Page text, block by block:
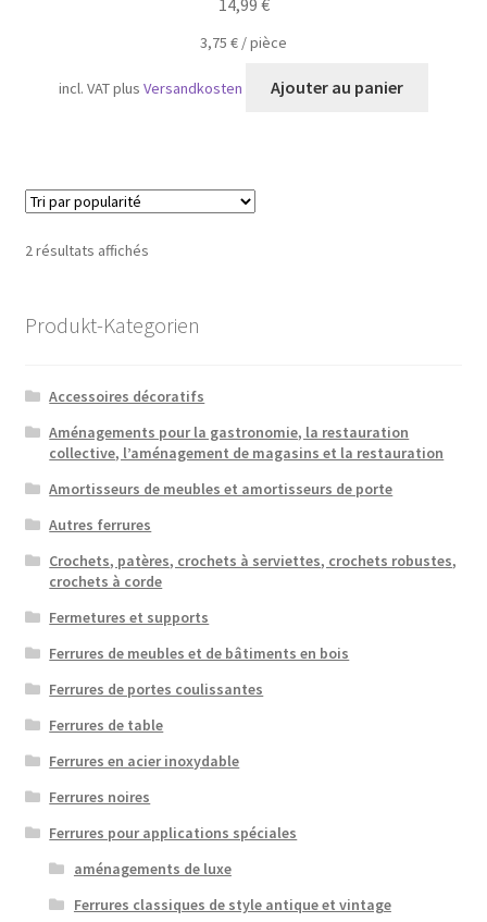
3,75 € /pièce
incl. VATplusVersandkosten Ajouter au panier
2 résultats affichésTrié
Produkt-Kategorien
Accessoires décoratifs
Aménagements pour la gastronomie, la restauration
collective, l’aménagement de magasins et la restauration
Amortisseurs de meubles et amortisseurs de porte
Autres ferrures
Crochets, patères, crochets à serviettes, crochets robustes,
crochets à corde
Fermetures et supports
Ferrures de meubles et de bâtiments en bois
Ferrures de portes coulissantes
Ferrures de table
Ferrures en acier inoxydable
Ferrures noires
Ferrures pour applications spéciales
aménagements de luxe
Ferrures classiques de style antique et vintage